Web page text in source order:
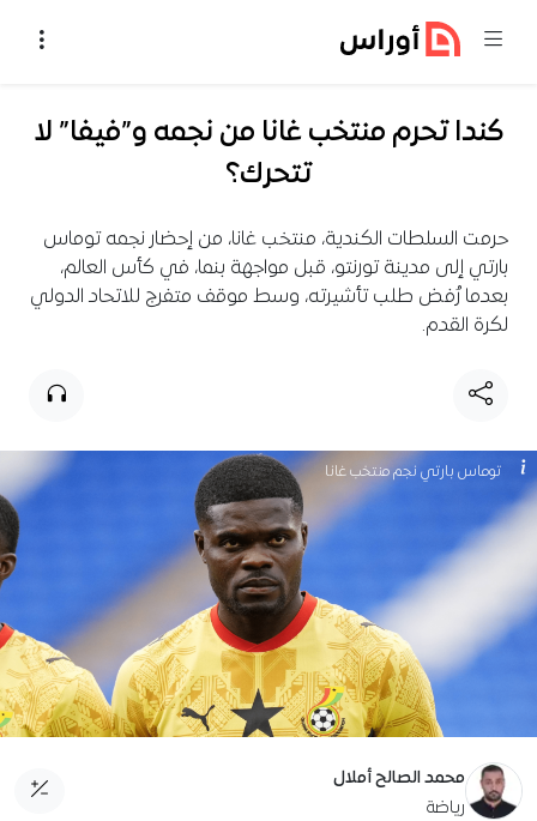
كندا تحرم منتخب غانا من نجمه و”فيفا” لا
تتحرك؟
حرمت السلطات الكندية، منتخب غانا، من إحضار نجمه توماس
بارتي إلى مدينة تورنتو، قبل مواجهة بنما، في كأس العالم،
بعدما رُفض طلب تأشيرته، وسط موقف متفرج للاتحاد الدولي
لكرة القدم.
توماس بارتي نجم منتخب غانا
محمد الصالح أملال
رياضة